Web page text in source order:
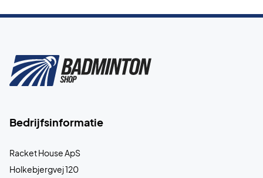
Bedrijfsinformatie
Racket House ApS
Holkebjergvej 120